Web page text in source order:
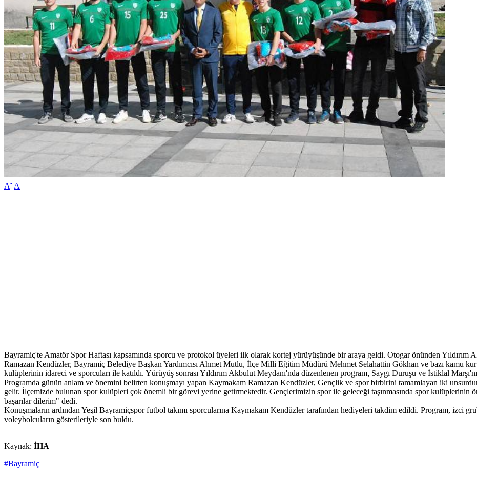
A- A+
Bayramiç'te Amatör Spor Haftası kapsamında sporcu ve protokol üyeleri ilk olarak kortej yürüyüşünde bir araya geldi. Otogar önünden Yıldırım
Ramazan Kendüzler, Bayramiç Belediye Başkan Yardımcısı Ahmet Mutlu, İlçe Milli Eğitim Müdürü Mehmet Selahattin Gökhan ve bazı kamu
kulüplerinin idareci ve sporcuları ile katıldı. Yürüyüş sonrası Yıldırım Akbulut Meydanı'nda düzenlenen program, Saygı Duruşu ve İstiklal
Programda günün anlam ve önemini belirten konuşmayı yapan Kaymakam Ramazan Kendüzler, Gençlik ve spor birbirini tamamlayan iki
gelir. İlçemizde bulunan spor kulüpleri çok önemli bir görevi yerine getirmektedir. Gençlerimizin spor ile geleceği taşınmasında spor kulüplerinin
başarılar dilerim" dedi.
Konuşmaların ardından Yeşil Bayramiçspor futbol takımı sporcularına Kaymakam Kendüzler tarafından hediyeleri takdim edildi. Program, izci
voleybolcuların gösterileriyle son buldu.
Kaynak: İHA
#Bayramiç